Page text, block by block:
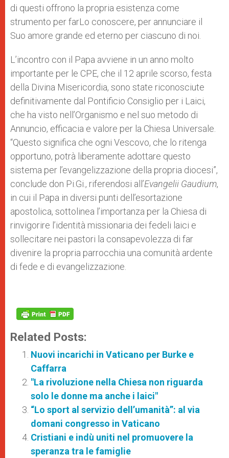
di questi offrono la propria esistenza come
strumento per farLo conoscere, per annunciare il
Suo amore grande ed eterno per ciascuno di noi.
L’incontro con il Papa avviene in un anno molto
importante per le CPE, che il 12 aprile scorso, festa
della Divina Misericordia, sono state riconosciute
definitivamente dal Pontificio Consiglio per i Laici,
che ha visto nell’Organismo e nel suo metodo di
Annuncio, efficacia e valore per la Chiesa Universale.
“Questo significa che ogni Vescovo, che lo ritenga
opportuno, potrà liberamente adottare questo
sistema per l’evangelizzazione della propria diocesi”,
conclude don Pi.Gi., riferendosi all’Evangelii Gaudium,
in cui il Papa in diversi punti dell’esortazione
apostolica, sottolinea l’importanza per la Chiesa di
rinvigorire l’identità missionaria dei fedeli laici e
sollecitare nei pastori la consapevolezza di far
divenire la propria parrocchia una comunità ardente
di fede e di evangelizzazione.
Related Posts:
Nuovi incarichi in Vaticano per Burke e
Caffarra
"La rivoluzione nella Chiesa non riguarda
solo le donne ma anche i laici"
“Lo sport al servizio dell’umanità”: al via
domani congresso in Vaticano
Cristiani e indù uniti nel promuovere la
speranza tra le famiglie